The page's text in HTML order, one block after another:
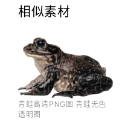
相似素材
青蛙高清PNG图 青蛙无色
透明图